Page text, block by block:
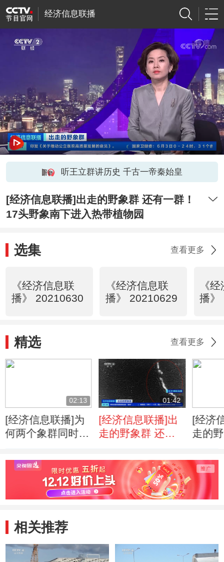
经济信息联播
听王立群讲历史 千古一帝秦始皇
[经济信息联播]出走的野象群 还有一群！
17头野象南下进入热带植物园
选集 查看更多
《经济信息联
播》 20210630
《经济信息联
播》 20210629
《
播》
精选 查看更多
02:13
[经济信息联播]为
何两个象群同时出
01:42
[经济信息联播]出
走的野象群 还有
下进入热带植物园
[经济
走的
息地
走”原
相关推荐